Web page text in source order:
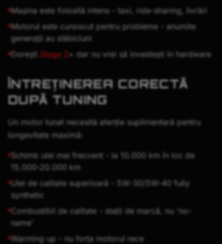
Mașina este folosită intens - taxi, ride-sharing, livrări
Motorul este cunoscut pentru probleme - anumite
generații au slăbiciuni
Dorești Stage 2+ dar nu vrei să investești în hardware
ÎNTREȚINEREA CORECTĂ
DUPĂ TUNING
Un motor tunat necesită atenție suplimentară pentru
longevitate maximă:
Schimb ulei mai frecvent - la 10.000 km în loc de
15.000-20.000 km
Ulei de calitate superioară - 5W-30/5W-40 fully
synthetic
Combustibil de calitate - stații de marcă, nu 'no-
name'
Warming up - nu forța motorul rece